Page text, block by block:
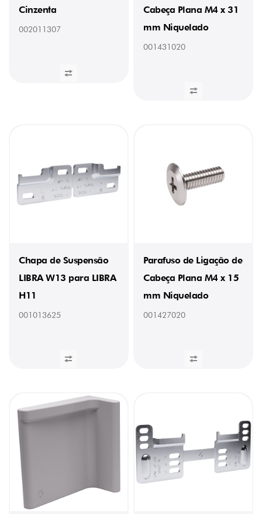
Cinzenta
002011307
Cabeça Plana M4 x 31
mm Niquelado
001431020
Chapa de Suspensão
LIBRA W13 para LIBRA
H11
001013625
Parafuso de Ligação de
Cabeça Plana M4 x 15
mm Niquelado
001427020